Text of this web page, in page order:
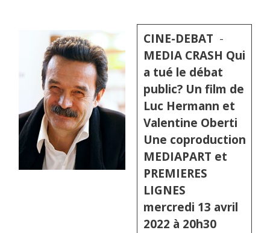
CINE-DEBAT ­ ­­­
MEDIA CRASH Qui
a tué le débat
public? Un film de
Luc Hermann et
Valentine Oberti
Une coproduction
MEDIAPART et
PREMIERES
LIGNES
mercredi 13 avril
2022 à 20h30